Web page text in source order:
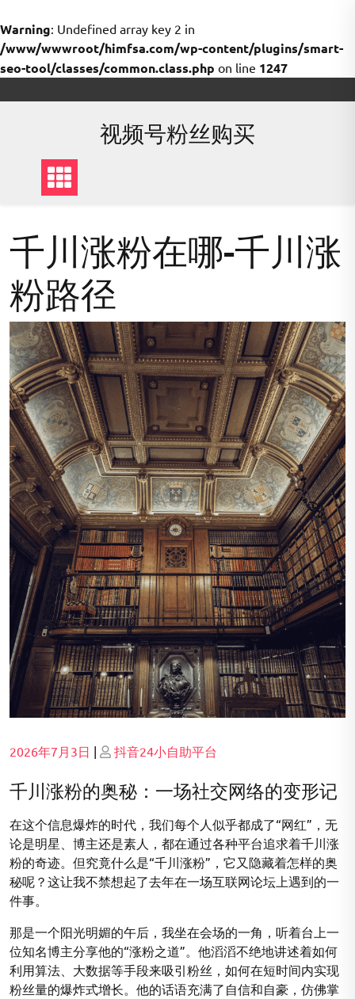
Warning: Undefined array key 2 in
/www/wwwroot/himfsa.com/wp-content/plugins/smart-
seo-tool/classes/common.class.php on line 1247
to
视频号粉丝购买
千川涨粉在哪-千川涨
粉路径
Posted
2026年7月3日 | Posted
抖音24小自助平台
千川涨粉的奥秘：一场社交网络的变形记
在这个信息爆炸的时代，我们每个人似乎都成了“网红”，无
论是明星、博主还是素人，都在通过各种平台追求着千川涨
粉的奇迹。但究竟什么是“千川涨粉”，它又隐藏着怎样的奥
秘呢？这让我不禁想起了去年在一场互联网论坛上遇到的一
件事。
那是一个阳光明媚的午后，我坐在会场的一角，听着台上一
位知名博主分享他的“涨粉之道”。他滔滔不绝地讲述着如何
利用算法、大数据等手段来吸引粉丝，如何在短时间内实现
粉丝量的爆炸式增长。他的话语充满了自信和自豪，仿佛掌